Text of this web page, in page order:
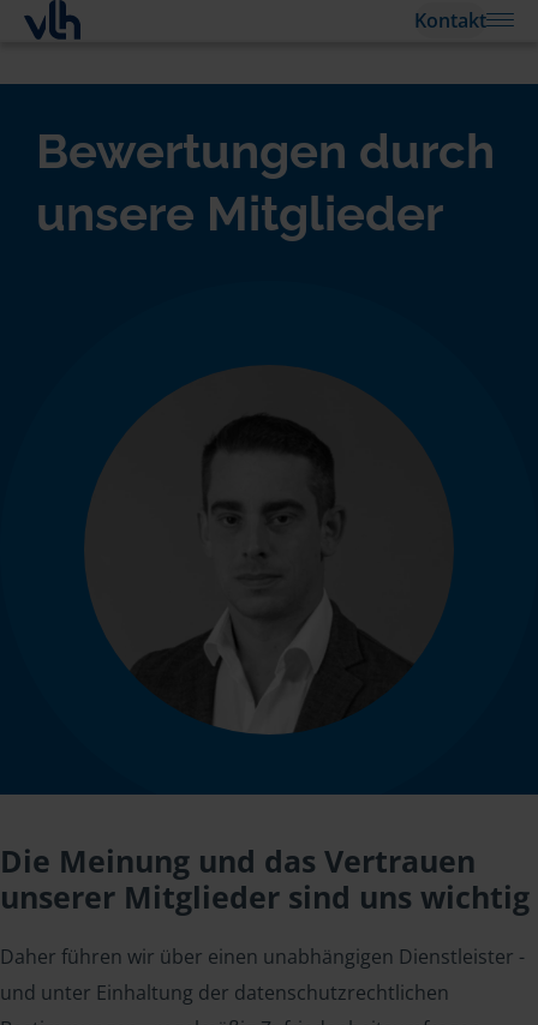
Kontakt
Bewertungen durch
unsere Mitglieder
Die Meinung und das Vertrauen
unserer Mitglieder sind uns wichtig
Daher führen wir über einen unabhängigen Dienstleister -
und unter Einhaltung der datenschutzrechtlichen